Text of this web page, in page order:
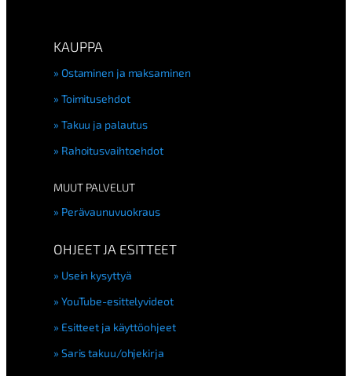
KAUPPA
Ostaminen ja maksaminen
Toimitusehdot
Takuu ja palautus
Rahoitusvaihtoehdot
MUUT PALVELUT
Perävaunuvuokraus
OHJEET JA ESITTEET
Usein kysyttyä
YouTube-esittelyvideot
Esitteet ja käyttöohjeet
Saris takuu/ohjekirja